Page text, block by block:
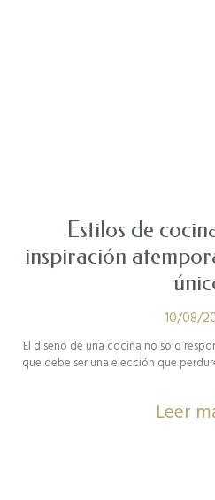
Estilos de
inspiración
10/08/
El diseño de una cocina no solo
que debe ser una elección que
Leer